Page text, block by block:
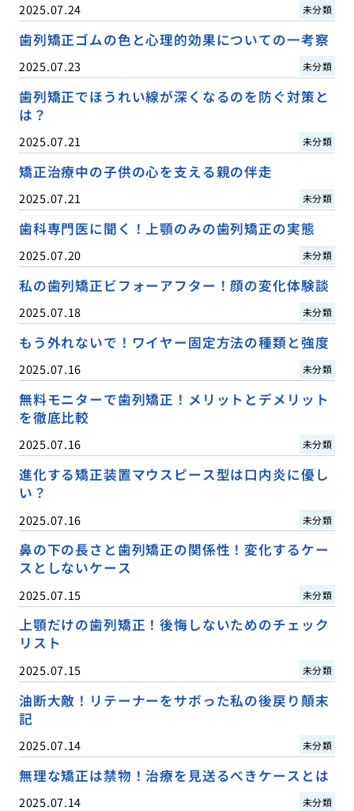
2025.07.24 未分類
歯列矯正ゴムの色と心理的効果についての一考察
2025.07.23 未分類
歯列矯正でほうれい線が深くなるのを防ぐ対策と
は？
2025.07.21 未分類
矯正治療中の子供の心を支える親の伴走
2025.07.21 未分類
歯科専門医に聞く！上顎のみの歯列矯正の実態
2025.07.20 未分類
私の歯列矯正ビフォーアフター！顔の変化体験談
2025.07.18 未分類
もう外れないで！ワイヤー固定方法の種類と強度
2025.07.16 未分類
無料モニターで歯列矯正！メリットとデメリット
を徹底比較
2025.07.16 未分類
進化する矯正装置マウスピース型は口内炎に優し
い？
2025.07.16 未分類
鼻の下の長さと歯列矯正の関係性！変化するケー
スとしないケース
2025.07.15 未分類
上顎だけの歯列矯正！後悔しないためのチェック
リスト
2025.07.15 未分類
油断大敵！リテーナーをサボった私の後戻り顛末
記
2025.07.14 未分類
無理な矯正は禁物！治療を見送るべきケースとは
2025.07.14 未分類